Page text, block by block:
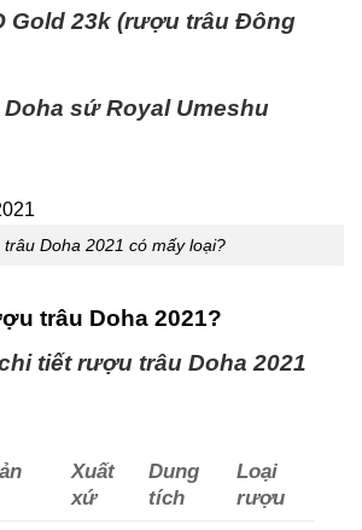
Gold 23k (rượu trâu Đông
sứ Royal Umeshu
trâu Doha 2021 có mấy loại?
trâu Doha 2021?
tiết rượu trâu Doha 2021
Xuất
xứ
Dung
tích
Loại
rượu